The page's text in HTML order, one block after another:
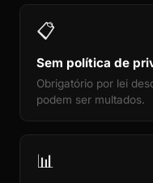
📋
Sem política de
Obrigatório por lei
podem ser multados.
📊